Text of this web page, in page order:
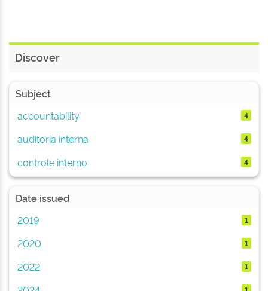
Discover
Subject
accountability
4
auditoria interna 4
controle interno 4
Date issued
2019
1
2020 1
2022 1